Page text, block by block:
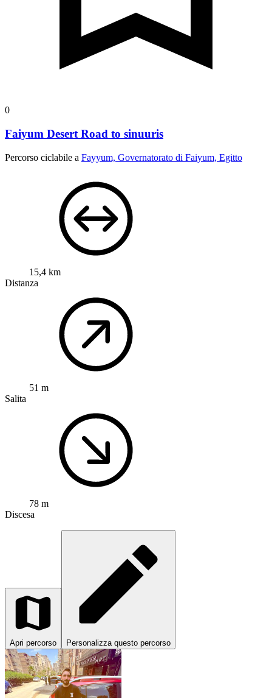
0
Faiyum Desert Road to sinuuris
Percorso ciclabile a Fayyum, Governatorato di Faiyum, Egitto
15,4 km
Distanza
51 m
Salita
78 m
Discesa
Apri percorso Personalizza questo percorso